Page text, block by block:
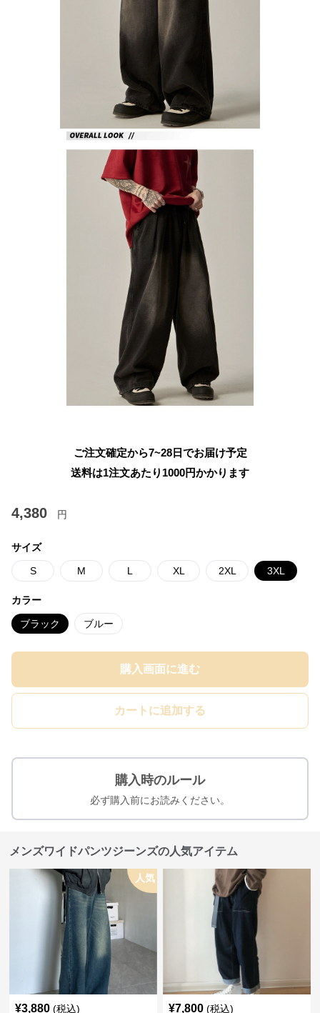
ご注文確定から7~28日でお届け予定
送料は1注文あたり 1000円かかります
4,380 円
サイズ
S M L XL 2XL 3XL
カラー
ブラック ブルー
購入画面に進む
カートに追加する
購入時のルール
必ず購入前にお読みください。
メンズワイドパンツジーンズの人気アイテム
人気
¥3,880 (税込) ¥7,800 (税込)